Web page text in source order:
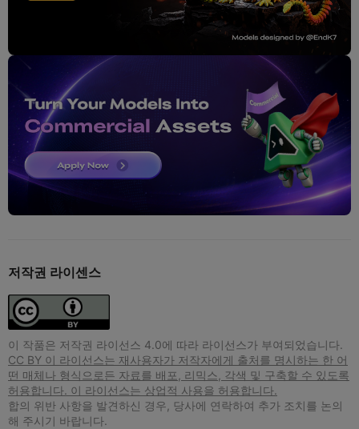
저작권 라이센스
이 작품은 저작권 라이선스 4.0에 따라 라이선스가 부여되었습니다.
CC BY 이 라이선스는 재사용자가 저작자에게 출처를 명시하는 한 어
떤 매체나 형식으로든 자료를 배포, 리믹스, 각색 및 구축할 수 있도록
허용합니다. 이 라이선스는 상업적 사용을 허용합니다.
합의 위반 사항을 발견하신 경우, 당사에 연락하여 추가 조치를 논의
해 주시기 바랍니다.